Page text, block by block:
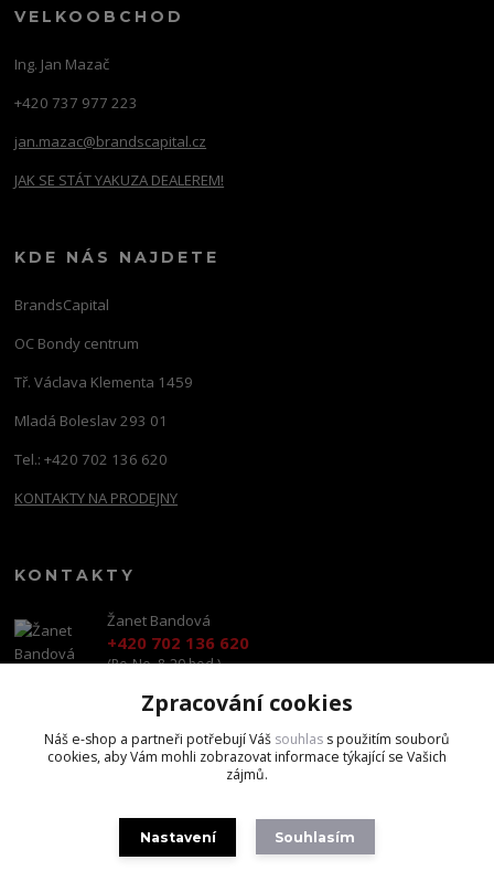
VELKOOBCHOD
Ing. Jan Mazač
+420 737 977 223
jan.mazac@brandscapital.cz
JAK SE STÁT YAKUZA DEALEREM!
KDE NÁS NAJDETE
BrandsCapital
OC Bondy centrum
Tř. Václava Klementa 1459
Mladá Boleslav 293 01
Tel.: +420 702 136 620
KONTAKTY NA PRODEJNY
KONTAKTY
Žanet Bandová
+420 702 136 620
(Po-Ne, 8-20 hod.)
shop@brandscapital.cz
Zpracování cookies
Náš e-shop a partneři potřebují Váš souhlas s použitím souborů
cookies, aby Vám mohli zobrazovat informace týkající se Vašich
zájmů.
Nastavení Souhlasím